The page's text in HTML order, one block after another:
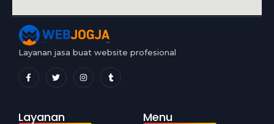
Layanan jasa buat website profesional
Layanan Menu